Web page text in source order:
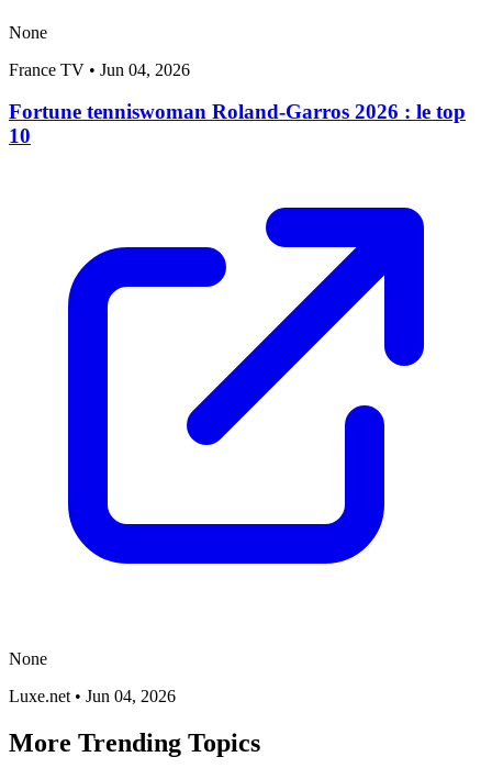
None
France TV • Jun 04, 2026
Fortune tenniswoman Roland-Garros 2026 : le top
10
None
Luxe.net • Jun 04, 2026
More Trending Topics